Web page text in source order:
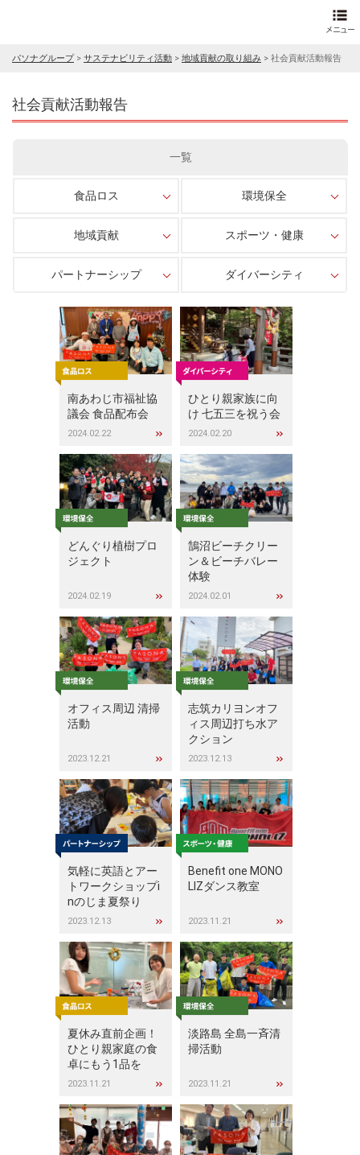
パソナグループ> サステナビリティ活動 > 地域貢献の取り組み > 社会貢献活動報告
社会貢献活動報告
一覧
食品ロス 環境保全
地域貢献 スポーツ・健康
パートナーシップ ダイバーシティ
南あわじ市福祉協
議会 食品配布会
2024.02.22
ひとり親家族に向
け 七五三を祝う会
2024.02.20
どんぐり植樹プロ
ジェクト
2024.02.19
鵠沼ビーチクリー
ン＆ビーチバレー
体験
2024.02.01
オフィス周辺 清掃
活動
2023.12.21
志筑カリヨンオフ
ィス周辺打ち水ア
クション
2023.12.13
気軽に英語とアー
トワークショップi
nのじま夏祭り
2023.12.13
Benefit one MONO
LIZダンス教室
2023.11.21
夏休み直前企画！
ひとり親家庭の食
卓にもう1品を
2023.11.21
淡路島 全島一斉清
掃活動
2023.11.21